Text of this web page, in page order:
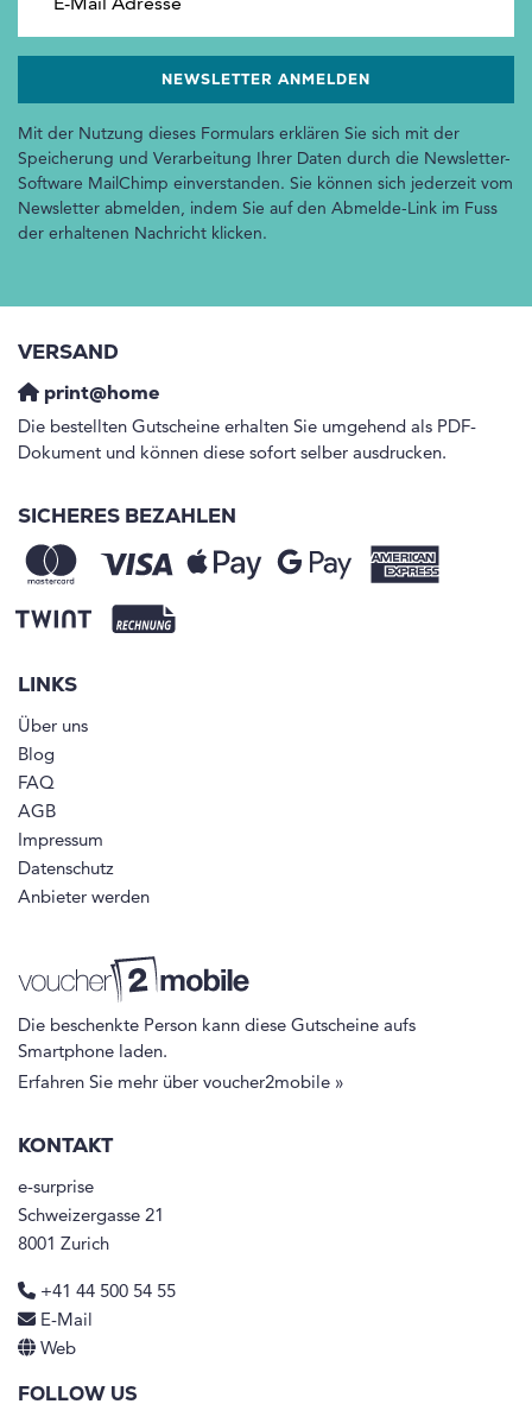
Mit der Nutzung dieses Formulars erklären Sie sich mit der
Speicherung und Verarbeitung Ihrer Daten durch die Newsletter-
Software MailChimp einverstanden. Sie können sich jederzeit vom
Newsletter abmelden, indem Sie auf den Abmelde-Link im Fuss
der erhaltenen Nachricht klicken.
VERSAND
print@home
Die bestellten Gutscheine erhalten Sie umgehend als PDF-
Dokument und können diese sofort selber ausdrucken.
SICHERES BEZAHLEN
LINKS
Über uns
Blog
FAQ
AGB
Impressum
Datenschutz
Anbieter werden
Die beschenkte Person kann diese Gutscheine aufs
Smartphone laden.
Erfahren Sie mehr über voucher2mobile »
KONTAKT
e-surprise
Schweizergasse 21
8001 Zurich
+41 44 500 54 55
E-Mail
Web
FOLLOW US